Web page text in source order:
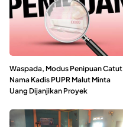
Waspada, Modus Penipuan Catut
Nama Kadis PUPR Malut Minta
Uang Dijanjikan Proyek